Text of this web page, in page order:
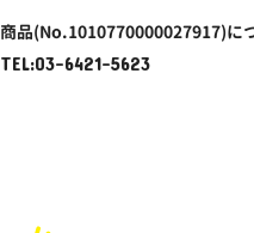
商品(No.1010770000027917)に
TEL:03-6421-5623